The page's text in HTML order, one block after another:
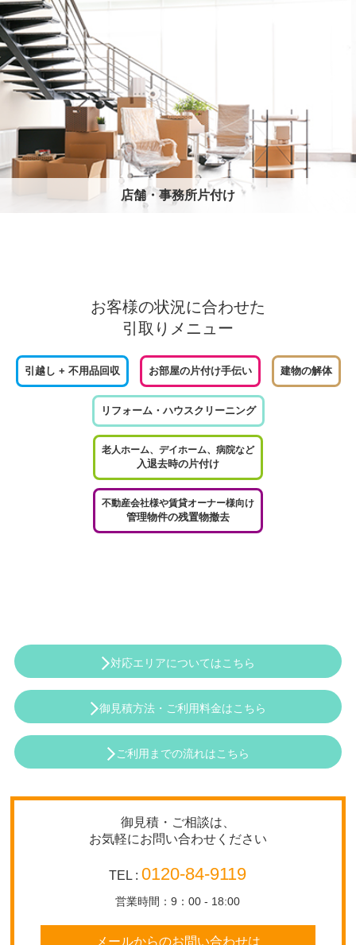
店舗・事務所片付け
お客様の状況に合わせた
引取りメニュー
引越し + 不用品回収 お部屋の片付け手伝い 建物の解体
リフォーム・ハウスクリーニング
老人ホーム、デイホーム、病院など
入退去時の片付け
不動産会社様や賃貸オーナー様向け
管理物件の残置物撤去
対応エリアについてはこちら
御見積方法・ご利用料金はこちら
ご利用までの流れはこちら
御見積・ご相談は、
お気軽にお問い合わせください
TEL :0120-84-9119
営業時間：9：00 - 18:00
メールからのお問い合わせは